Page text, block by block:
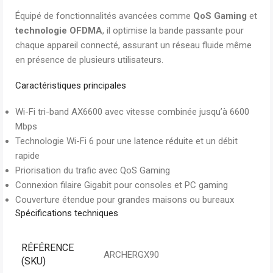
Équipé de fonctionnalités avancées comme QoS Gaming et
technologie OFDMA, il optimise la bande passante pour
chaque appareil connecté, assurant un réseau fluide même
en présence de plusieurs utilisateurs.
Caractéristiques principales
Wi-Fi tri-band AX6600 avec vitesse combinée jusqu’à 6600
Mbps
Technologie Wi-Fi 6 pour une latence réduite et un débit
rapide
Priorisation du trafic avec QoS Gaming
Connexion filaire Gigabit pour consoles et PC gaming
Couverture étendue pour grandes maisons ou bureaux
Spécifications techniques
RÉFÉRENCE
(SKU)
ARCHERGX90